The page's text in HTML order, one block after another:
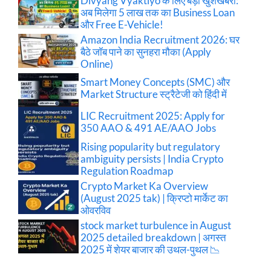
अब मिलेगा 5 लाख तक का Business Loan
और Free E-Vehicle!
Amazon India Recruitment 2026: घर
बैठे जॉब पाने का सुनहरा मौका (Apply
Online)
Smart Money Concepts (SMC) और
Market Structure स्ट्रैटेजी को हिंदी में
LIC Recruitment 2025: Apply for
350 AAO & 491 AE/AAO Jobs
Rising popularity but regulatory
ambiguity persists | India Crypto
Regulation Roadmap
Crypto Market Ka Overview
(August 2025 tak) | क्रिप्टो मार्केट का
ओवरविव
stock market turbulence in August
2025 detailed breakdown | अगस्त
2025 में शेयर बाजार की उथल-पुथल 📉